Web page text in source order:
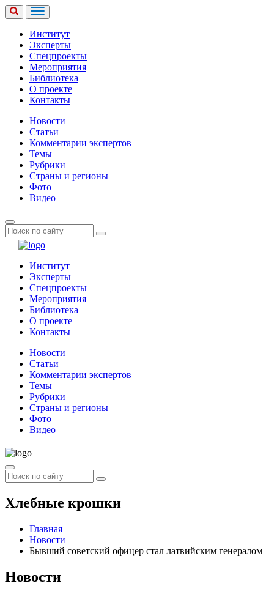
Институт
Эксперты
Спецпроекты
Мероприятия
Библиотека
О проекте
Контакты
Новости
Статьи
Комментарии экспертов
Темы
Рубрики
Страны и регионы
Фото
Видео
Институт
Эксперты
Спецпроекты
Мероприятия
Библиотека
О проекте
Контакты
Новости
Статьи
Комментарии экспертов
Темы
Рубрики
Страны и регионы
Фото
Видео
Хлебные крошки
Главная
Новости
Бывший советский офицер стал латвийским генералом
Новости